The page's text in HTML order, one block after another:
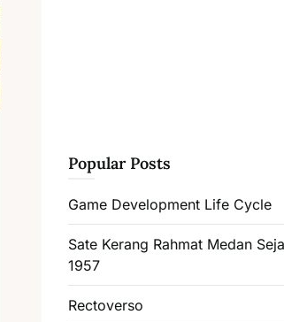
Popular Posts
Game Development Life Cycle
Sate Kerang Rahmat Medan
1957
Rectoverso